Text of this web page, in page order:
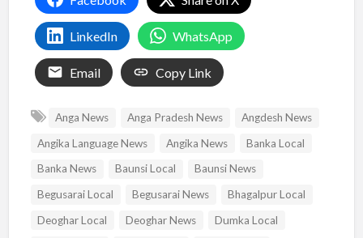
LinkedIn WhatsApp
Email Copy Link
Anga News Anga Pradesh News
Angdesh News
Angika Language News
Angika News
Banka Local
Banka News
Baunsi Local
Baunsi News
Begusarai Local
Begusarai News
Bhagalpur Local
Deoghar Local
Deoghar News
Dumka Local